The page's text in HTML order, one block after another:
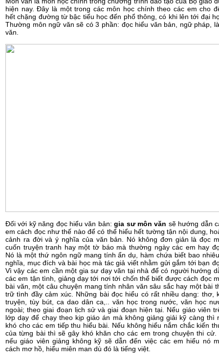
hiện nay. Đây là một trong các môn học chính theo các em cho
hết chặng đường từ bậc tiểu học đến phổ thông, có khi lên tới đại
Thường môn ngữ văn sẽ có 3 phần: đọc hiểu văn bản, ngữ pháp,
văn.
Đối với kỹ năng đọc hiểu văn bản:gia sư môn văn sẽ hướng dẫn
em cách đọc như thế nào để có thể hiểu hết tường tận nội dung,
cảnh ra đời và ý nghĩa của văn bản. Nó không đơn giản là đọc
cuốn truyện tranh hay một tờ báo mà thường ngày các em hay
Nó là một thứ ngôn ngữ mang tính ẩn dụ, hàm chứa biết bao
nghĩa, mục đích và bài học mà tác giả viết nhằm gửi gắm tới bạn
Vì vậy các em cần một gia sư dạy văn tại nhà để có người hướng
các em tận tình, giảng dạy tới nơi tới chốn thể biết được cách đọc
bài văn, một câu chuyện mang tính nhân văn sâu sắc hay một bài
trữ tình đầy cảm xúc. Những bài đọc hiểu có rất nhiều dạng: thơ,
truyện, tùy bút, ca dao dân ca,.. văn học trong nước, văn học
ngoài; theo giai đoạn lịch sử và giai đoạn hiện tại. Nếu giáo viên
lớp dạy để chạy theo kịp giáo án mà không giảng giải kỹ càng thì
khó cho các em tiếp thu hiểu bài. Nếu không hiểu nắm chắc kiến
của từng bài thì sẽ gây khó khăn cho các em trong chuyện thi cử.
nếu giáo viên giảng không kỹ sẽ dẫn đến việc các em hiểu nó
cách mơ hồ, hiểu miên man dù đó là tiếng việt.